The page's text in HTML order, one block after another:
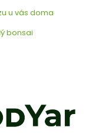
u vás doma
bonsai